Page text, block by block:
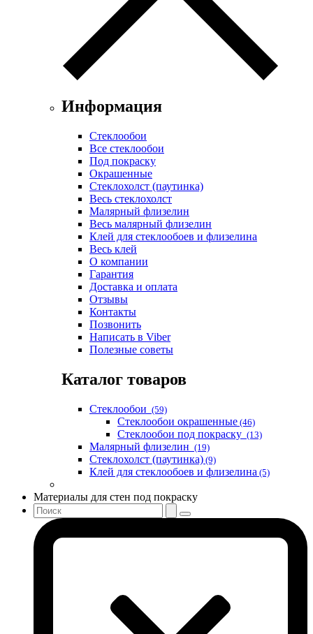
Информация
Стеклообои
Все стеклообои
Под покраску
Окрашенные
Стеклохолст (паутинка)
Весь стеклохолст
Малярный флизелин
Весь малярный флизелин
Клей для стеклообоев и флизелина
Весь клей
О компании
Гарантия
Доставка и оплата
Отзывы
Контакты
Позвонить
Написать в Viber
Полезные советы
Каталог товаров
Стеклообои (59)
Стеклообои окрашенные (46)
Стеклообои под покраску (13)
Малярный флизелин (19)
Стеклохолст (паутинка) (9)
Клей для стеклообоев и флизелина (5)
Материалы для стен под покраску